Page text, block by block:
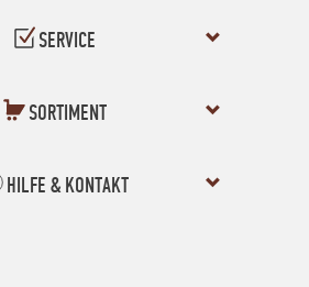
SERVICE
SORTIMENT
HILFE & KONTAKT